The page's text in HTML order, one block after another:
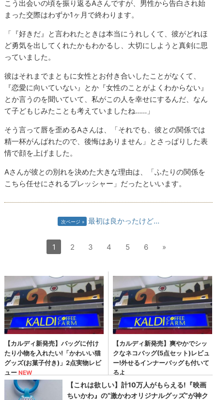
こう出会いの頃を振り返るAさんですが、男性から告白され始
まった交際はわずか1ヶ月で終わります。
「『好きだ』と言われたときは本当にうれしくて、彼がどれほ
ど勇気を出してくれたかもわかるし、大切にしようと真剣に思
っていました。
彼はそれまでまともに女性とお付き合いしたことがなくて、
『恋愛に向いていない』とか『女性のことがよくわからない』
とか言うのを聞いていて、私がこの人を幸せにするんだ、なん
て子どもじみたことも考えていましたね……」
そう言って唇を歪めるAさんは、「それでも、彼との関係では
精一杯がんばれたので、後悔はありません」とさっぱりした表
情で顔を上げました。
Aさんが彼との別れを決めた大きな理由は、「ふたりの関係を
こちら任せにされるプレッシャー」だったといいます。
次ページ 最初は良かったけど…
1 2 3 4 5 6 »